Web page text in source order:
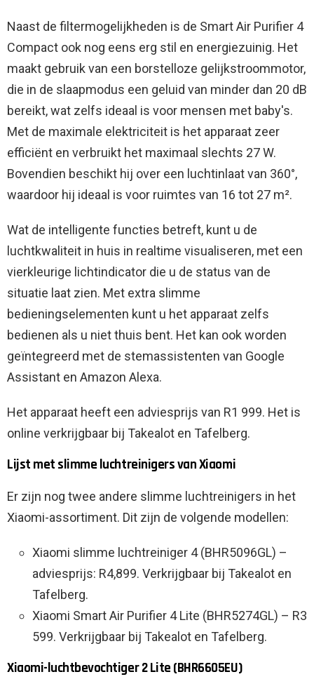
Naast de filtermogelijkheden is de Smart Air Purifier 4
Compact ook nog eens erg stil en energiezuinig. Het
maakt gebruik van een borstelloze gelijkstroommotor,
die in de slaapmodus een geluid van minder dan 20 dB
bereikt, wat zelfs ideaal is voor mensen met baby's.
Met de maximale elektriciteit is het apparaat zeer
efficiënt en verbruikt het maximaal slechts 27 W.
Bovendien beschikt hij over een luchtinlaat van 360°,
waardoor hij ideaal is voor ruimtes van 16 tot 27 m².
Wat de intelligente functies betreft, kunt u de
luchtkwaliteit in huis in realtime visualiseren, met een
vierkleurige lichtindicator die u de status van de
situatie laat zien. Met extra slimme
bedieningselementen kunt u het apparaat zelfs
bedienen als u niet thuis bent. Het kan ook worden
geïntegreerd met de stemassistenten van Google
Assistant en Amazon Alexa.
Het apparaat heeft een adviesprijs van R1 999. Het is
online verkrijgbaar bij Takealot en Tafelberg.
Lijst met slimme luchtreinigers van Xiaomi
Er zijn nog twee andere slimme luchtreinigers in het
Xiaomi-assortiment. Dit zijn de volgende modellen:
Xiaomi slimme luchtreiniger 4 (BHR5096GL) –
adviesprijs: R4,899. Verkrijgbaar bij Takealot en
Tafelberg.
Xiaomi Smart Air Purifier 4 Lite (BHR5274GL) – R3
599. Verkrijgbaar bij Takealot en Tafelberg.
Xiaomi-luchtbevochtiger 2 Lite (BHR6605EU)